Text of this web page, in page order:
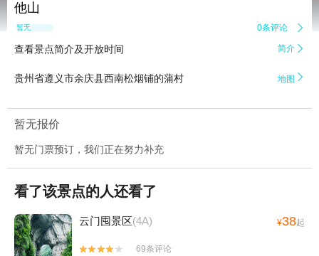
他山
暂无点评 0条评论 
查看景点简介及开放时间 简介 
贵州省遵义市余庆县西南松烟铺的蒲村 地图 
暂无报价
暂无门票预订，我们正在努力补充
看了该景点的人还看了
云门囤景区(4A) ¥38起


69条评论